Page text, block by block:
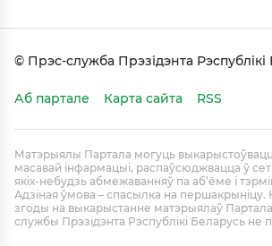
© Прэс-служба Прэзідэнта Рэспублікі
Аб партале Карта сайта RSS
Матэрыялы Партала могуць
масавай інфармацыі, распаўсюджвацца ў
якіх-небудзь абмежаванняў па аб’ёме і
Адзіная ўмова – спасылка на першакрыніцу.
згоды на выкарыстанне матэрыялаў
службы Прэзідэнта Рэспублікі Беларусь не